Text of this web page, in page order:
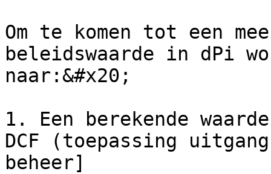
Om te komen tot een
beleidswaarde in dPi
naar:&#x20;
1. Een berekende
DCF (toepassing
beheer]